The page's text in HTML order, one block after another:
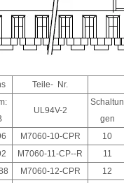
Teile- Nr.
UL94V-2
Schaltun
gen
M7060-10-CPR 10
M7060-11-CP--R 11
M7060-12-CPR 12